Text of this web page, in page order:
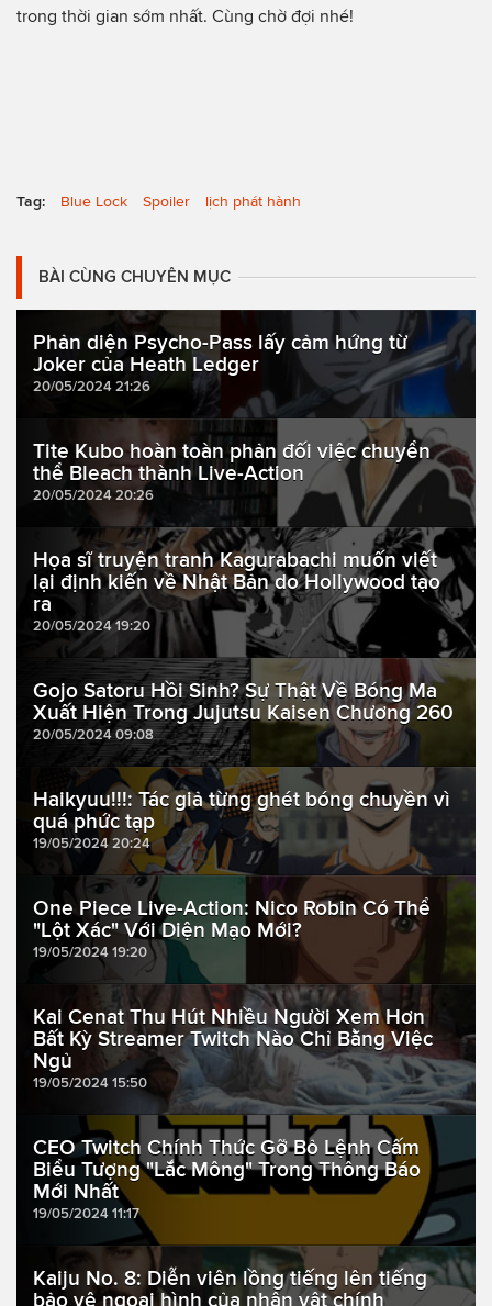
trong thời gian sớm nhất. Cùng chờ đợi nhé!
Tag: Blue Lock Spoiler lịch phát hành
BÀI CÙNG CHUYÊN MỤC
Phản diện Psycho-Pass lấy cảm hứng từ
Joker của Heath Ledger
20/05/2024 21:26
Tite Kubo hoàn toàn phản đối việc chuyển
thể Bleach thành Live-Action
20/05/2024 20:26
Họa sĩ truyện tranh Kagurabachi muốn viết
lại định kiến về Nhật Bản do Hollywood tạo
ra
20/05/2024 19:20
Gojo Satoru Hồi Sinh? Sự Thật Về Bóng Ma
Xuất Hiện Trong Jujutsu Kaisen Chương 260
20/05/2024 09:08
Haikyuu!!!: Tác giả từng ghét bóng chuyền vì
quá phức tạp
19/05/2024 20:24
One Piece Live-Action: Nico Robin Có Thể
"Lột Xác" Với Diện Mạo Mới?
19/05/2024 19:20
Kai Cenat Thu Hút Nhiều Người Xem Hơn
Bất Kỳ Streamer Twitch Nào Chỉ Bằng Việc
Ngủ
19/05/2024 15:50
CEO Twitch Chính Thức Gỡ Bỏ Lệnh Cấm
Biểu Tượng "Lắc Mông" Trong Thông Báo
Mới Nhất
19/05/2024 11:17
Kaiju No. 8: Diễn viên lồng tiếng lên tiếng
bảo vệ ngoại hình của nhân vật chính